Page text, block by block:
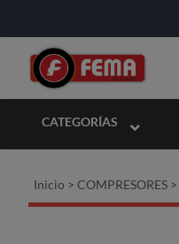
CATEGORÍAS
Inicio > COMPRESORES >